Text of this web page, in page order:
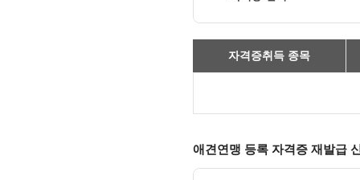
자격증취득 종목
애견연맹 등록 자격증 재발급